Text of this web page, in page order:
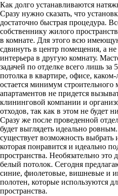
Как долго устанавливаются
Сразу нужно сказать, что
достаточно быстрая процедура.
собственнику жилого
в комнате. Для этого всю
сдвинуть в центр помещения, а
интерьера в другую комнату.
задачей по отделке всего лишь за
потолка в квартире, офисе,
остается минимум строительного
апартаментов не придется
клининговой компании и
отходов, так как в этом не будет
Сразу же после проведенной
будет выглядеть идеально
существует возможность
которая понравится и идеально
пространства. Необязательно это
белый потолок. Сегодня
синие, фиолетовые, вишневые и
полотен, которые используются
пространства.